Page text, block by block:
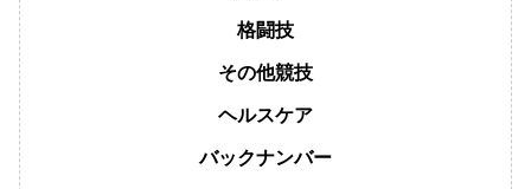
格闘技
その他競技
ヘルスケア
バックナンバー